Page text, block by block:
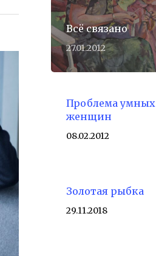
Всё связано
27.01.2012
Проблема умных
женщин
08.02.2012
Золотая рыбка
29.11.2018